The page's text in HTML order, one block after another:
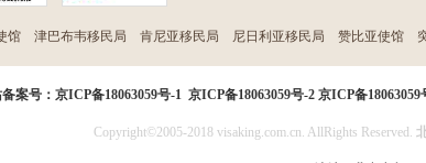
馆 津巴布韦移民局 肯尼亚移民局 尼日利亚移民局 赞比亚使馆
案号： 京ICP备18063059号-1 京ICP备18063059号-2 京ICP备18063059
Copyright©2005-2018 visaking.com.cn. AllRights Reserved.